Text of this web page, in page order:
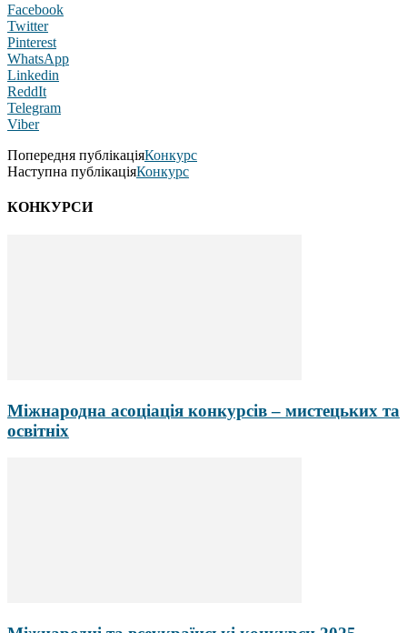
Facebook
Twitter
Pinterest
WhatsApp
Linkedin
ReddIt
Telegram
Viber
Попередня публікаціяКонкурс
Наступна публікаціяКонкурс
КОНКУРСИ
Міжнародна асоціація конкурсів – мистецьких та
освітніх